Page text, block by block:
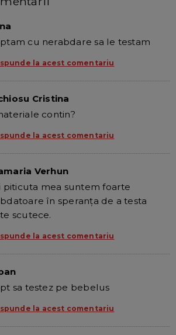
cu nerabdare sa le testam
la acest comentariu
Cristina
contin?
la acest comentariu
Verhun
piticuta mea suntem foarte
în speranţa de a testa
scutece.
la acest comentariu
sa testez pe bebelus
la acest comentariu